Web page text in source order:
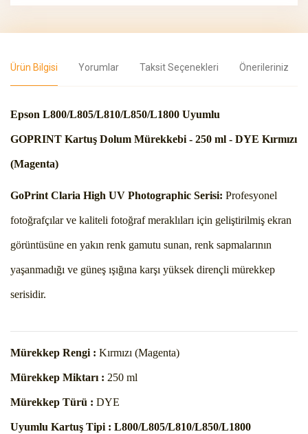
Ürün Bilgisi Yorumlar Taksit Seçenekleri Önerileriniz
Epson L800/L805/L810/L850/L1800 Uyumlu
GOPRINT Kartuş Dolum Mürekkebi - 250 ml - DYE Kırmızı
(Magenta)
GoPrint Claria High UV Photographic Serisi: Profesyonel
fotoğrafçılar ve kaliteli fotoğraf meraklıları için geliştirilmiş ekran
görüntüsüne en yakın renk gamutu sunan, renk sapmalarının
yaşanmadığı ve güneş ışığına karşı yüksek dirençli mürekkep
serisidir.
Mürekkep Rengi : Kırmızı (Magenta)
Mürekkep Miktarı : 250 ml
Mürekkep Türü : DYE
Uyumlu Kartuş Tipi : L800/L805/L810/L850/L1800